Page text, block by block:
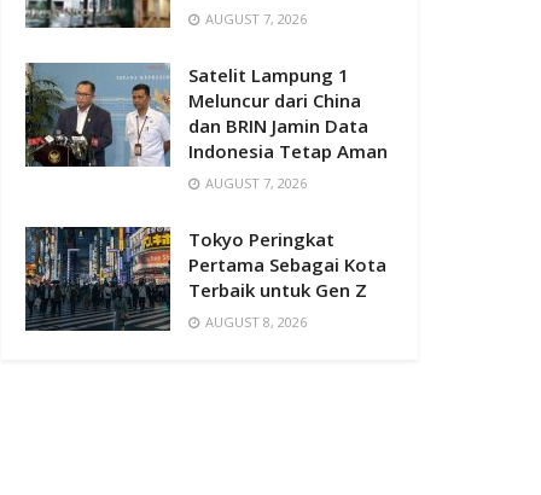
AUGUST 7, 2026
Satelit Lampung 1
Meluncur dari China
dan BRIN Jamin Data
Indonesia Tetap Aman
AUGUST 7, 2026
Tokyo Peringkat
Pertama Sebagai Kota
Terbaik untuk Gen Z
AUGUST 8, 2026